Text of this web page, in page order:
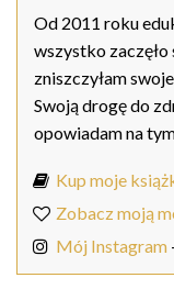
Od 2011 roku
wszystko zaczęło
zniszczyłam
Swoją drogę do
opowiadam na
Kup moje
Zobacz moją
Mój Instagram